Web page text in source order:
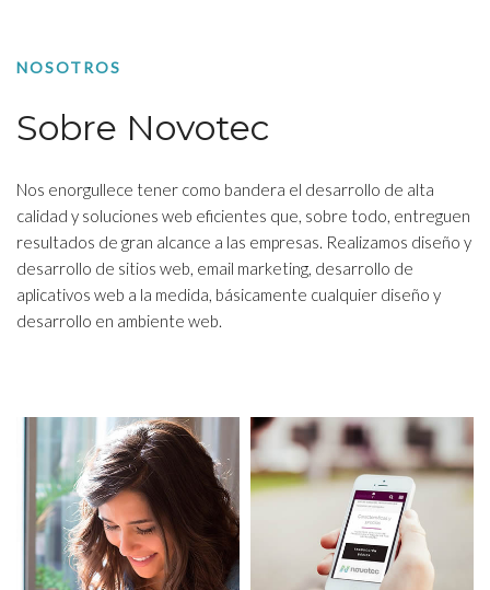
NOSOTROS
Sobre Novotec
Nos enorgullece tener como bandera el desarrollo de alta
calidad y soluciones web eficientes que, sobre todo, entreguen
resultados de gran alcance a las empresas. Realizamos diseño y
desarrollo de sitios web, email marketing, desarrollo de
aplicativos web a la medida, básicamente cualquier diseño y
desarrollo en ambiente web.